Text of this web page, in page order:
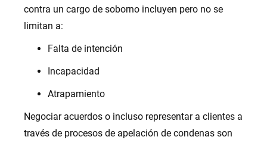
contra un cargo de soborno incluyen pero no se
limitan a:
Falta de intención
Incapacidad
Atrapamiento
Negociar acuerdos o incluso representar a clientes a
través de procesos de apelación de condenas son